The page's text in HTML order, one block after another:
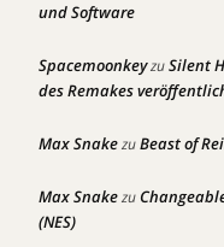
und Software
SpacemoonkeyzuSilent
des Remakes
Max SnakezuBeast of
Max Snakezu
(NES)